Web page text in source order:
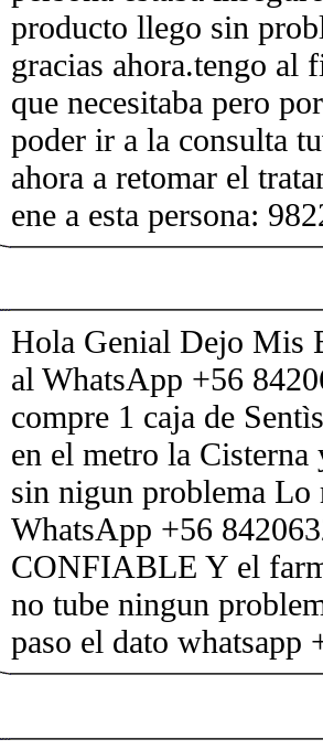
producto llego sin
gracias ahora.tengo al
que necesitaba pero
poder ir a la consulta
ahora a retomar el
ene a esta persona:
Hola Genial Dejo Mis
al WhatsApp +56
compre 1 caja de
en el metro la Cisterna
sin nigun problema Lo
WhatsApp +56
CONFIABLE Y el
no tube ningun
paso el dato whatsapp